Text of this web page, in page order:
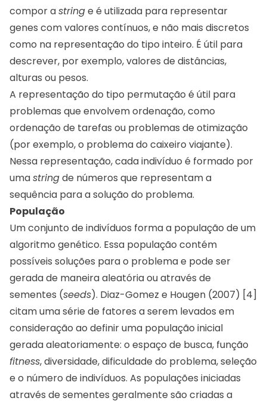
compor astringe é utilizada para representar
genes com valores contínuos, e não mais discretos
como na representação do tipo inteiro. É útil para
descrever, por exemplo, valores de distâncias,
alturas ou pesos.
A representação do tipo permutação é útil para
problemas que envolvem ordenação, como
ordenação de tarefas ou problemas de otimização
(por exemplo, o problema do caixeiro viajante).
Nessa representação, cada indivíduo é formado por
umastringde números que representam a
sequência para a solução do problema.
População
Um conjunto de indivíduos forma a população de um
algoritmo genético. Essa população contém
possíveis soluções para o problema e pode ser
gerada de maneira aleatória ou através de
sementes (seeds). Diaz-Gomez e Hougen (2007) [4]
citam uma série de fatores a serem levados em
consideração ao definir uma população inicial
gerada aleatoriamente: o espaço de busca, função
fitness, diversidade, dificuldade do problema, seleção
e o número de indivíduos. As populações iniciadas
através de sementes geralmente são criadas a